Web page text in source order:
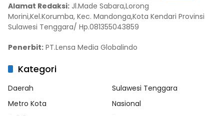
Alamat Redaksi: Jl.Made Sabara,Lorong
Morini,Kel.Korumba, Kec. Mandonga,Kota Kendari Provinsi
Sulawesi Tenggara/ Hp.081355043859
Penerbit: PT.Lensa Media Globalindo
Kategori
Daerah
Sulawesi Tenggara
Metro Kota
Nasional